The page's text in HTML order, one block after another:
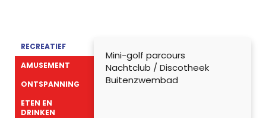
RECREATIEF
AMUSEMENT
ONTSPANNING
ETEN EN
DRINKEN
Mini-golf parcours
Nachtclub / Discotheek
Buitenzwembad